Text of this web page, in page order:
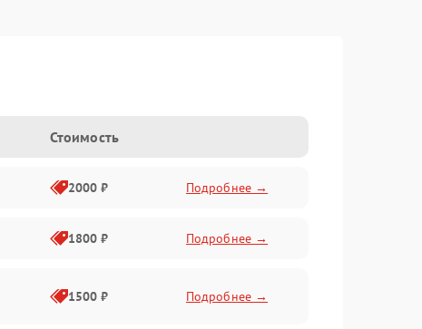
Стоимость
2000 ₽ Подробнее →
1800 ₽ Подробнее →
1500 ₽ Подробнее →